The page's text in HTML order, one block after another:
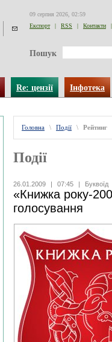
09 серпня 2026, 02:59
Експорт
| RSS | Контакти |
Пошук
Re: цензії Інфотека
Головна \ Події \ Рейтинг
Події
26.01.2009 | 07:45 | Буквоїд
«Книжка року-
голосування